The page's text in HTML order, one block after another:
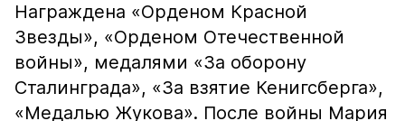
Награждена «Орденом Красной
Звезды», «Орденом Отечественной
войны», медалями «За оборону
Сталинграда», «За взятие Кенигсберга»,
«Медалью Жукова». После войны Мария